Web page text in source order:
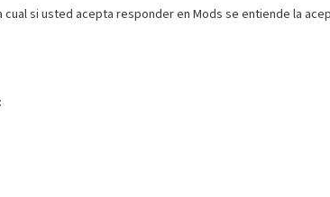
si usted acepta responder en Mods se entiende la